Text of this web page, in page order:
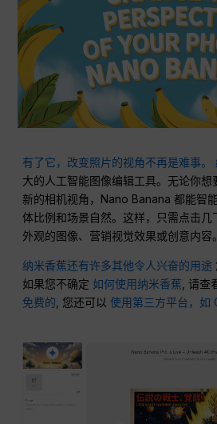
有了它，改变照片的视角不再是难事。
大的人工智能图像编辑工具。无论你想
新的相机视角，Nano Banana 都能智
体比例和场景自然。这样，只需点击几
外观的图像、营销视觉效果或创意内容
纳米香蕉还有许多其他令人兴奋的用途
如果您不确定 如何使用纳米香蕉 , 请查
免费的 , 您还可以使用第三方平台，如